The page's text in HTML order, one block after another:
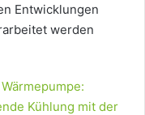
Entwicklungen
werden
Kühlung mit der